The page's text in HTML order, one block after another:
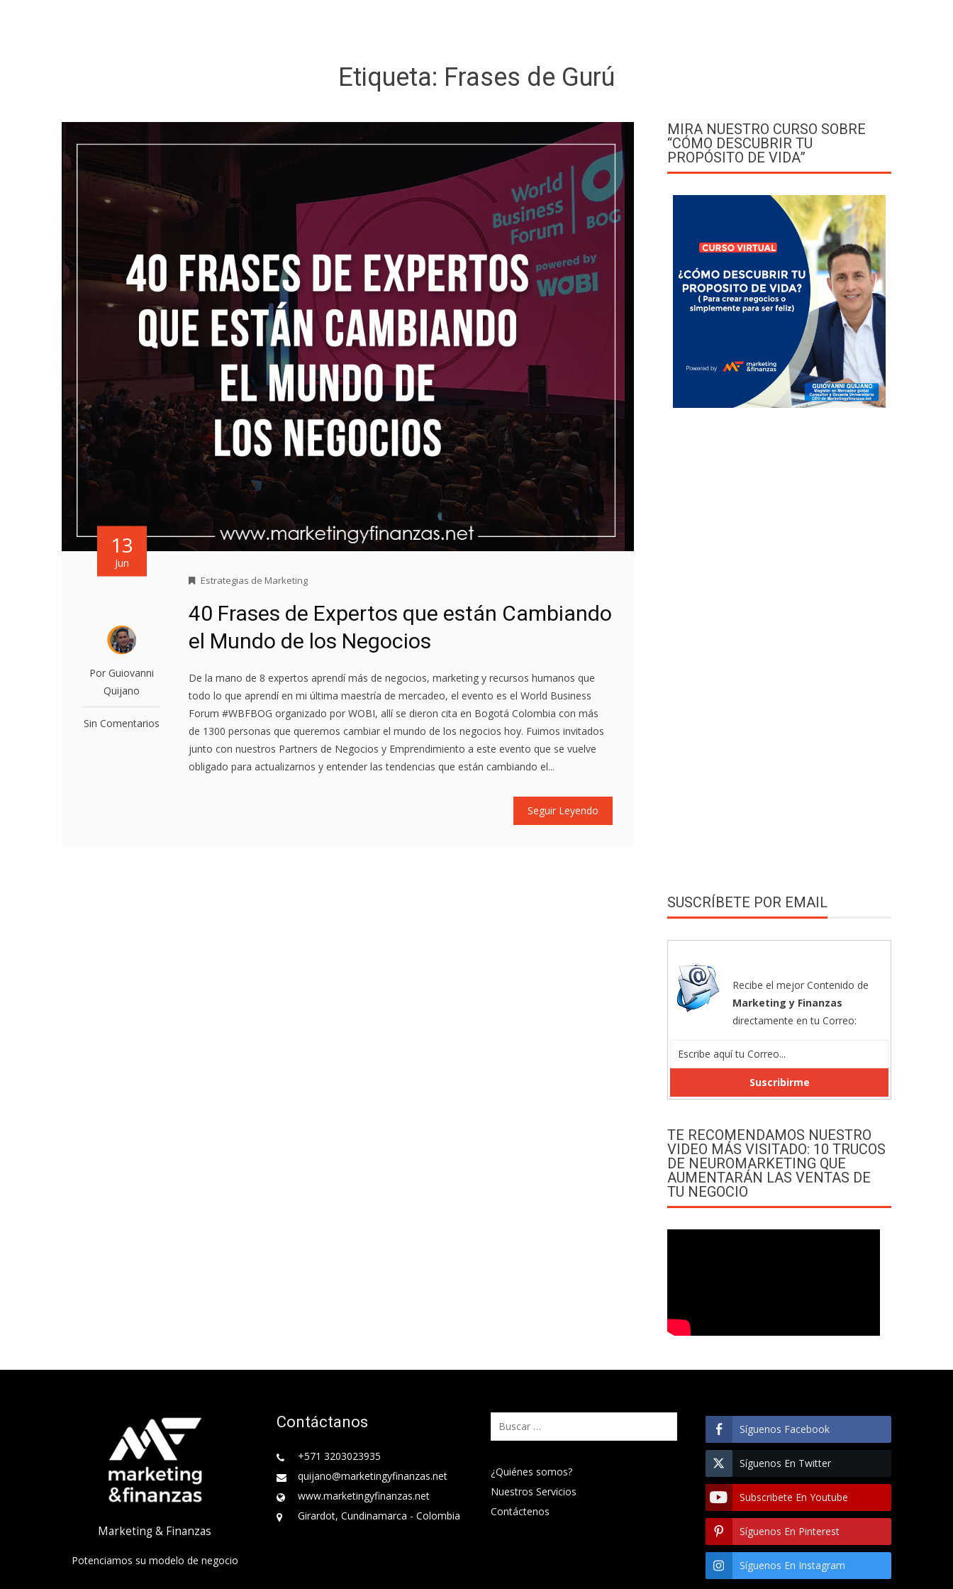
Etiqueta: Frases de Gurú
13
Jun
Por Guiovanni
Quijano
Sin Comentarios
Estrategias de Marketing
40 Frases de Expertos que están Cambiando
el Mundo de los Negocios
De la mano de 8 expertos aprendí más de negocios, marketing y recursos humanos que
todo lo que aprendí en mi última maestría de mercadeo, el evento es el World Business
Forum #WBFBOG organizado por WOBI, allí se dieron cita en Bogotá Colombia con más
de 1300 personas que queremos cambiar el mundo de los negocios hoy. Fuimos invitados
junto con nuestros Partners de Negocios y Emprendimiento a este evento que se vuelve
obligado para actualizarnos y entender las tendencias que están cambiando el...
Seguir Leyendo
MIRA NUESTRO CURSO SOBRE
“CÓMO DESCUBRIR TU
PROPÓSITO DE VIDA”
SUSCRÍBETE POR EMAIL
Recibe el mejor Contenido de
Marketing y Finanzas
directamente en tu Correo:
TE RECOMENDAMOS NUESTRO
VIDEO MÁS VISITADO: 10 TRUCOS
DE NEUROMARKETING QUE
AUMENTARÁN LAS VENTAS DE
TU NEGOCIO
Marketing & Finanzas
Potenciamos su modelo de negocio
Contáctanos
+571 3203023935
quijano@marketingyfinanzas.net
www.marketingyfinanzas.net
Girardot, Cundinamarca - Colombia
Buscar:
¿Quiénes somos?
Nuestros Servicios
Contáctenos
Síguenos Facebook
Síguenos En Twitter
Subscribete En Youtube
Síguenos En Pinterest
Síguenos En Instagram